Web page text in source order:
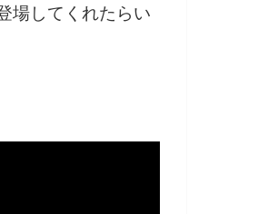
場してくれたらい